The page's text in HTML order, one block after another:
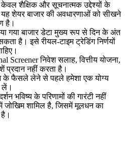
शैक्षिक और सूचनात्मक उद्देश्यों के
यह शेयर बाजार की अवधारणाओं को सीखने
है।
गया बाजार डेटा मुख्य रूप से दिन के अंत
है। इसे रीयल-टाइम ट्रेडिंग निर्णयों
Screener निवेश सलाह, वित्तीय योजना,
प्रदान नहीं करता है।
के फैसले लेने से पहले हमेशा एक योग्य
लें।
भविष्य के परिणामों की गारंटी नहीं
जोखिम शामिल है, जिसमें मूलधन का